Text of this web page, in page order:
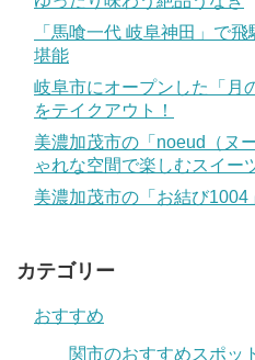
「馬喰一代 岐阜神田」で
堪能
岐阜市にオープンした「月
をテイクアウト！
美濃加茂市の「noeud（ヌ
ゃれな空間で楽しむスイー
美濃加茂市の「お結び1004
カテゴリー
おすすめ
関市のおすすめスポッ